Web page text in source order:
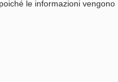
le informazioni vengono